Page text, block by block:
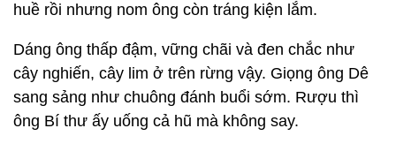
huề rồi nhưng nom ông còn tráng kiện lắm.
Dáng ông thấp đậm, vững chãi và đen chắc như
cây nghiến, cây lim ở trên rừng vậy. Giọng ông Dê
sang sảng như chuông đánh buổi sớm. Rượu thì
ông Bí thư ấy uống cả hũ mà không say.